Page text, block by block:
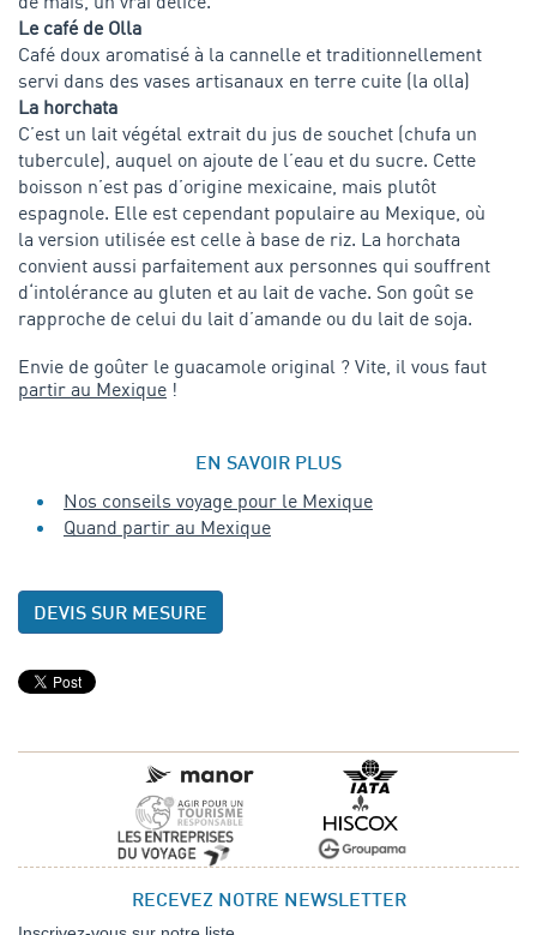
Le café de Olla
Café doux aromatisé à la cannelle et traditionnellement
servi dans des vases artisanaux en terre cuite (la olla)
La horchata
C’est un lait végétal extrait du jus de souchet (chufa un
tubercule), auquel on ajoute de l’eau et du sucre. Cette
boisson n’est pas d’origine mexicaine, mais plutôt
espagnole. Elle est cependant populaire au Mexique, où
la version utilisée est celle à base de riz. La horchata
convient aussi parfaitement aux personnes qui souffrent
d‘intolérance au gluten et au lait de vache. Son goût se
rapproche de celui du lait d’amande ou du lait de soja.
Envie de goûter le guacamole original ? Vite, il vous faut
partir au Mexique !
EN SAVOIR PLUS
Nos conseils voyage pour le Mexique
Quand partir au Mexique
DEVIS SUR MESURE
RECEVEZ NOTRE NEWSLETTER